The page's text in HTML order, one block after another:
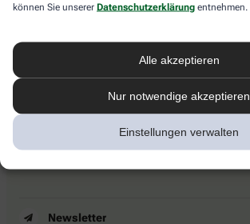
können Sie unserer Datenschutzerklärung entnehmen.
Alle akzeptieren
Nur notwendige akzeptieren
Einstellungen verwalten
apotheke.com Informationen
Newsletter
Barrierefreiheitserklärung
Newsletter